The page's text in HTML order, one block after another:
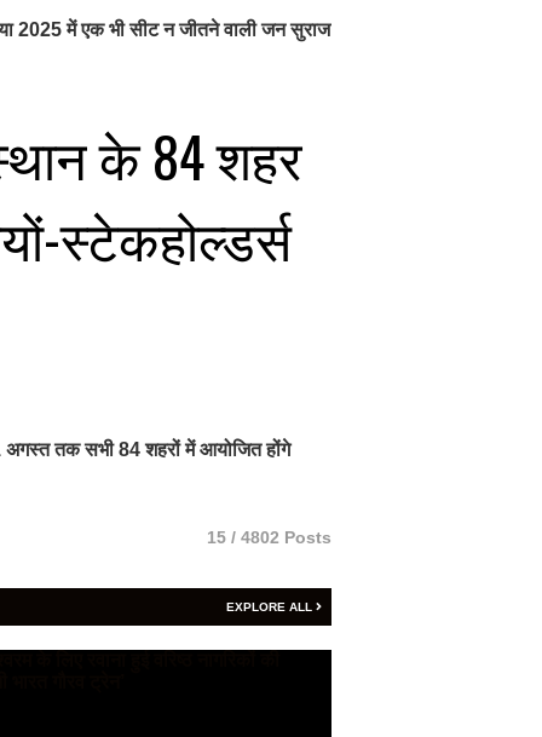
2025 में एक भी सीट न जीतने वाली जन सुराज
के 84 शहर
स्टेकहोल्डर्स
तक सभी 84 शहरों में आयोजित होंगे
15 / 4802 Posts
EXPLORE ALL